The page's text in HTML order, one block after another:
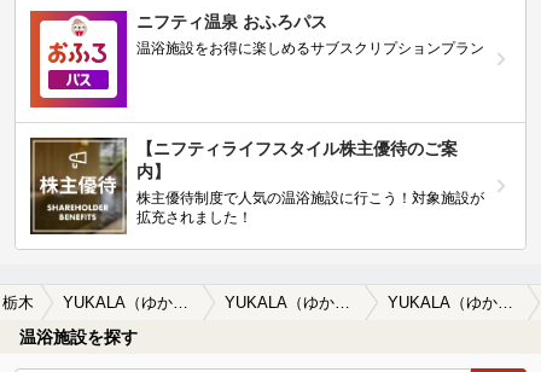
ニフティ温泉 おふろパス
温浴施設をお得に楽しめるサブスクリプションプラン
【ニフティライフスタイル株主優待のご案
内】
株主優待制度で人気の温浴施設に行こう！対象施設が
拡充されました！
栃木 YUKALA（ゆかーら） YUKALA（ゆかーら）の口コミ一覧 YUKALA（ゆかーら）の口コミ 岩盤浴がやっぱり北関東1位ということで…
温浴施設を探す